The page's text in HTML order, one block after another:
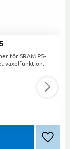
för SRAM P5-
växelfunktion.
Lägg